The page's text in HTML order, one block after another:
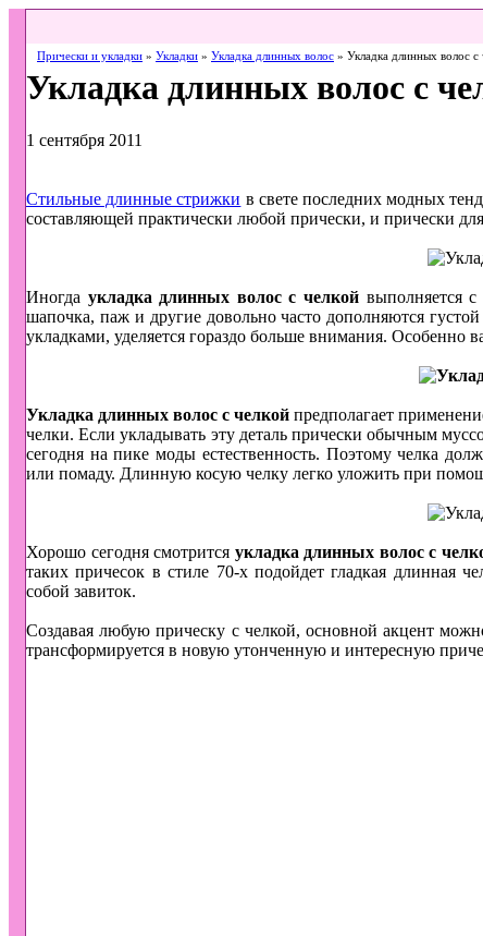
Прически и укладки » Укладки » Укладка длинных волос » Укладка длинных волос с
Укладка длинных волос с
1 сентября 2011
Стильные длинные стрижки в свете последних модных
составляющей практически любой прически, и прически
Иногда укладка длинных волос с челкойвыполняется с
шапочка, паж и другие довольно часто дополняются
укладками, уделяется гораздо больше внимания. Особенно
Укладка длинных волос с челкой предполагает
челки. Если укладывать эту деталь прически обычным
сегодня на пике моды естественность. Поэтому челка
или помаду. Длинную косую челку легко уложить при
Хорошо сегодня смотрится укладка длинных волос с
таких причесок в стиле 70-х подойдет гладкая длинная
собой завиток.
Создавая любую прическу с челкой, основной акцент
трансформируется в новую утонченную и интересную